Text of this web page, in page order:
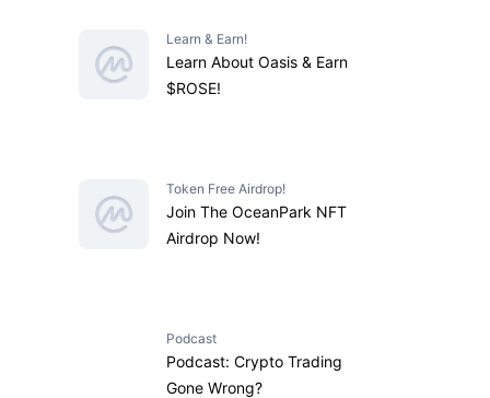
Learn & Earn!
Learn About Oasis & Earn
$ROSE!
Token Free Airdrop!
Join The OceanPark NFT
Airdrop Now!
Podcast
Podcast: Crypto Trading
Gone Wrong?